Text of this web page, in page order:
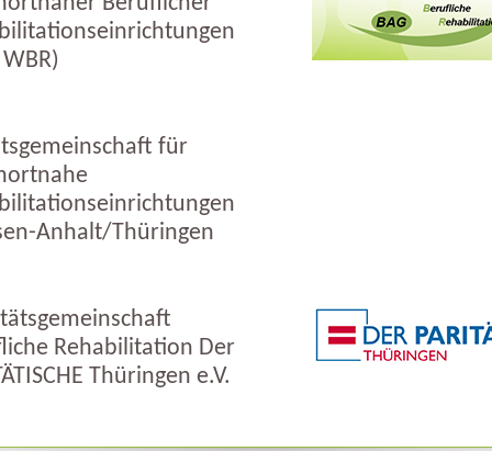
für
Anhalt/Thüringen
Rehabilitation Der
Thüringen e.V.